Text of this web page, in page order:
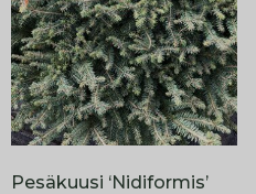
Pesäkuusi ‘Nidiformis’